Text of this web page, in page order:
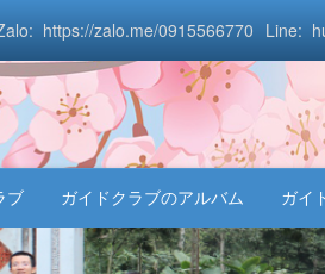
ブ ガイドクラブのアルバム ガイ
https://zalo.me/0915566770 Line: